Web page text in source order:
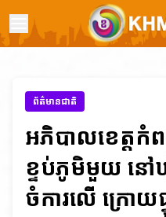
ព័ត៌មានជាតិ
អភិបាលខេត្តកំ
ខ្ទប់ភូមិមួយ នៅ
ចំការលើ ក្រោយ